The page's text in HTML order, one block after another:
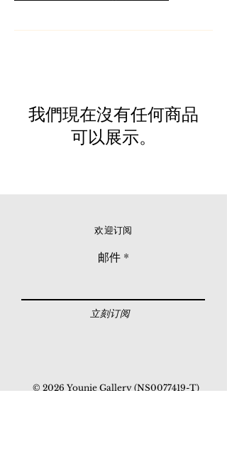
我們現在沒有任何商品
可以展示。
欢迎订阅
邮件
立刻订阅
© 2026 Younie Gallery (NS0077419-T)